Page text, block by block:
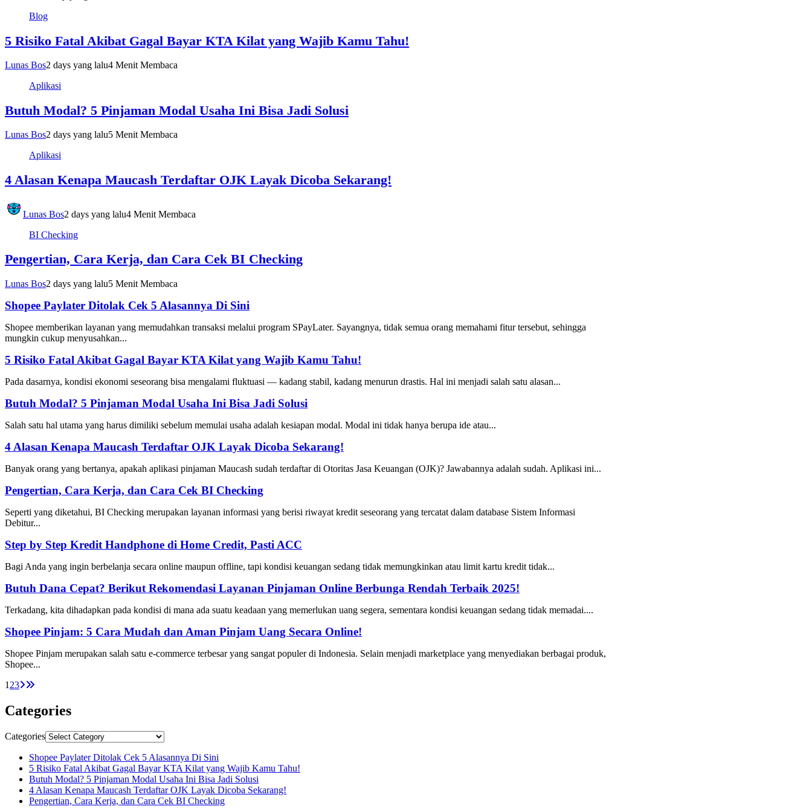
Blog
5 Risiko Fatal Akibat Gagal Bayar KTA Kilat yang Wajib Kamu Tahu!
Lunas Bos2 days yang lalu4 Menit Membaca
Aplikasi
Butuh Modal? 5 Pinjaman Modal Usaha Ini Bisa Jadi Solusi
Lunas Bos2 days yang lalu5 Menit Membaca
Aplikasi
4 Alasan Kenapa Maucash Terdaftar OJK Layak Dicoba Sekarang!
Lunas Bos2 days yang lalu4 Menit Membaca
BI Checking
Pengertian, Cara Kerja, dan Cara Cek BI Checking
Lunas Bos2 days yang lalu5 Menit Membaca
Shopee Paylater Ditolak Cek 5 Alasannya Di Sini
Shopee memberikan layanan yang memudahkan transaksi melalui program SPayLater. Sayangnya, tidak semua orang memahami fitur tersebut, sehingga
mungkin cukup menyusahkan...
5 Risiko Fatal Akibat Gagal Bayar KTA Kilat yang Wajib Kamu Tahu!
Pada dasarnya, kondisi ekonomi seseorang bisa mengalami fluktuasi — kadang stabil, kadang menurun drastis. Hal ini menjadi salah satu alasan...
Butuh Modal? 5 Pinjaman Modal Usaha Ini Bisa Jadi Solusi
Salah satu hal utama yang harus dimiliki sebelum memulai usaha adalah kesiapan modal. Modal ini tidak hanya berupa ide atau...
4 Alasan Kenapa Maucash Terdaftar OJK Layak Dicoba Sekarang!
Banyak orang yang bertanya, apakah aplikasi pinjaman Maucash sudah terdaftar di Otoritas Jasa Keuangan (OJK)? Jawabannya adalah sudah. Aplikasi ini...
Pengertian, Cara Kerja, dan Cara Cek BI Checking
Seperti yang diketahui, BI Checking merupakan layanan informasi yang berisi riwayat kredit seseorang yang tercatat dalam database Sistem Informasi
Debitur...
Step by Step Kredit Handphone di Home Credit, Pasti ACC
Bagi Anda yang ingin berbelanja secara online maupun offline, tapi kondisi keuangan sedang tidak memungkinkan atau limit kartu kredit tidak...
Butuh Dana Cepat? Berikut Rekomendasi Layanan Pinjaman Online Berbunga Rendah Terbaik 2025!
Terkadang, kita dihadapkan pada kondisi di mana ada suatu keadaan yang memerlukan uang segera, sementara kondisi keuangan sedang tidak memadai....
Shopee Pinjam: 5 Cara Mudah dan Aman Pinjam Uang Secara Online!
Shopee Pinjam merupakan salah satu e-commerce terbesar yang sangat populer di Indonesia. Selain menjadi marketplace yang menyediakan berbagai produk,
Shopee...
1 23
Categories
Categories
Shopee Paylater Ditolak Cek 5 Alasannya Di Sini
5 Risiko Fatal Akibat Gagal Bayar KTA Kilat yang Wajib Kamu Tahu!
Butuh Modal? 5 Pinjaman Modal Usaha Ini Bisa Jadi Solusi
4 Alasan Kenapa Maucash Terdaftar OJK Layak Dicoba Sekarang!
Pengertian, Cara Kerja, dan Cara Cek BI Checking